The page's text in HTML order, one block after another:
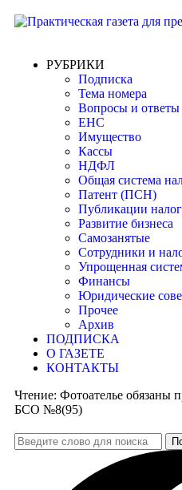
РУБРИКИ
Подписка
Тема номера
Вопросы и ответы
ЕНС
Имущество
Кассы
НДФЛ
Общая система
Патент (ПСН)
Публикации
Развитие бизнеса
Самозанятые
Сотрудники и
Упрощенная
Финансы
Юридические
Прочее
Архив
ПОДПИСКА
О ГАЗЕТЕ
КОНТАКТЫ
Чтение: Фотоателье обязаны
БСО №8(95)